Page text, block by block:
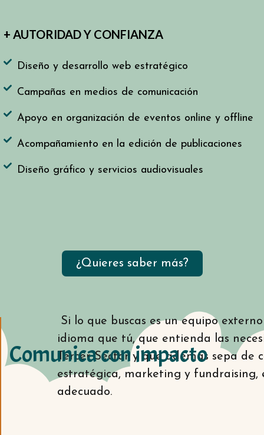
+ AUTORIDAD Y CONFIANZA
Diseño y desarrollo web estratégico
Campañas en medios de comunicación
Apoyo en organización de eventos online y offline
Acompañamiento en la edición de publicaciones
Diseño gráfico y servicios audiovisuales
¿Quieres saber más?
Comunica con impacto
Si lo que buscas es un equipo
idioma que tú, que entienda las
Tercer Sector y que además sepa de
estratégica, marketing y fundraising,
adecuado.